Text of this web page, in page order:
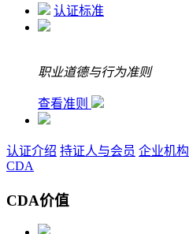
认证标准
职业道德与行为准则
查看准则
认证介绍 持证人与会员 企业机构
CDA
CDA价值